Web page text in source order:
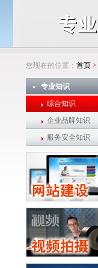
您现在的位置： 首页 >
专业知识
综合知识
企业品牌知识
服务安全知识